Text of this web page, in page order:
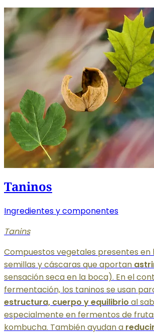
Taninos
Ingredientes y componentes
Tanins
Compuestos vegetales presentes en
semillas y cáscaras que aportan
sensación seca en la boca). En el
fermentación, los taninos se usan
estructura, cuerpo y equilibrio al
especialmente en fermentos de
kombucha. También ayudan a